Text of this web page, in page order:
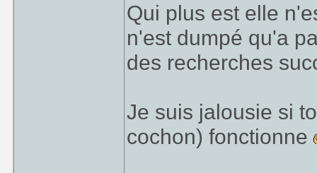
Qui plus est elle
n'est dumpé qu'a
des recherches
Je suis jalousie si
cochon) fonctionne